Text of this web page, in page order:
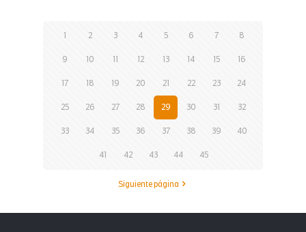
1 2 3 4 5 6 7 8
9 10 11 12 13 14 15 16
17 18 19 20 21 22 23 24
25 26 27 28 29 30 31 32
33 34 35 36 37 38 39 40
41 42 43 44 45
Siguiente página